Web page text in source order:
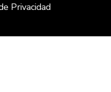
Privacidad